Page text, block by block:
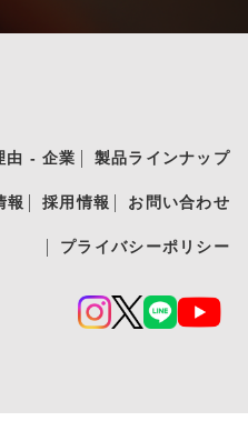
由 - 企業 製品ラインナップ
報 採用情報 お問い合わせ
プライバシーポリシー